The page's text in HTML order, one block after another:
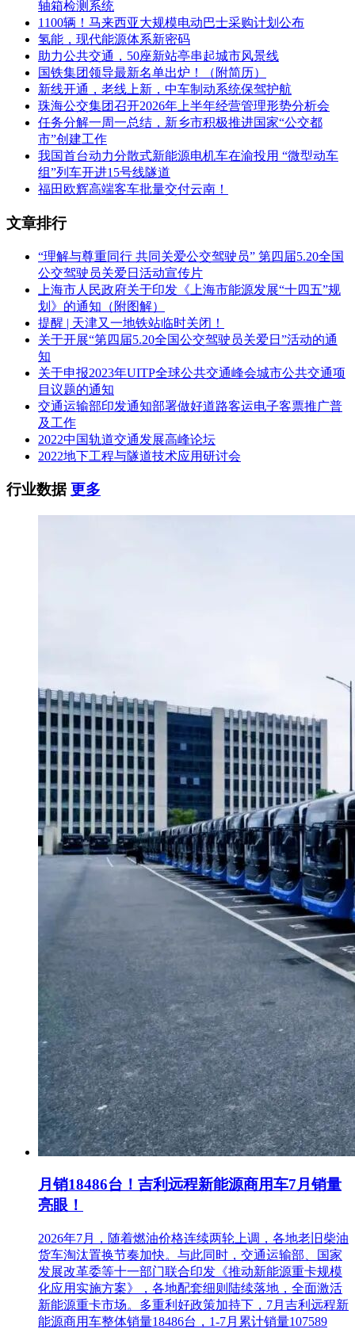
轴箱检测系统
1100辆！马来西亚大规模电动巴士采购计划公布
氢能，现代能源体系新密码
助力公共交通，50座新站亭串起城市风景线
国铁集团领导最新名单出炉！（附简历）
新线开通，老线上新，中车制动系统保驾护航
珠海公交集团召开2026年上半年经营管理形势分析会
任务分解一周一总结，新乡市积极推进国家“公交都
市”创建工作
我国首台动力分散式新能源电机车在渝投用 “微型动车
组”列车开进15号线隧道
福田欧辉高端客车批量交付云南！
文章排行
“理解与尊重同行 共同关爱公交驾驶员” 第四届5.20全国
公交驾驶员关爱日活动宣传片
上海市人民政府关于印发《上海市能源发展“十四五”规
划》的通知（附图解）
提醒 | 天津又一地铁站临时关闭！
关于开展“第四届5.20全国公交驾驶员关爱日”活动的通
知
关于申报2023年UITP全球公共交通峰会城市公共交通项
目议题的通知
交通运输部印发通知部署做好道路客运电子客票推广普
及工作
2022中国轨道交通发展高峰论坛
2022地下工程与隧道技术应用研讨会
行业数据更多
月销18486台！吉利远程新能源商用车7月销量
亮眼！
2026年7月，随着燃油价格连续两轮上调，各地老旧柴油
货车淘汰置换节奏加快。与此同时，交通运输部、国家
发展改革委等十一部门联合印发《推动新能源重卡规模
化应用实施方案》，各地配套细则陆续落地，全面激活
新能源重卡市场。多重利好政策加持下，7月吉利远程新
能源商用车整体销量18486台，1-7月累计销量107589